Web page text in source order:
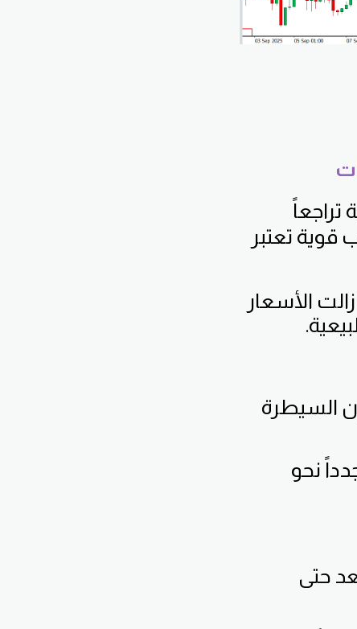
تراجعاً
تعتبر
الأسعار
السيطرة
نحو
حتى